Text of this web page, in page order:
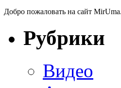
Добро пожаловать на сайт
Рубрики
Видео